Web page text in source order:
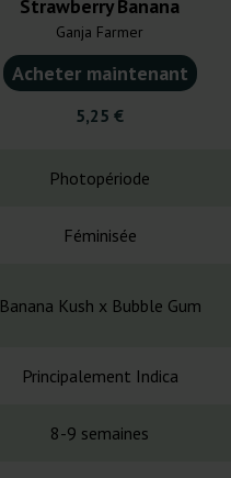
Strawberry Banana
Ganja Farmer
Acheter maintenant
5,25 €
Photopériode
Féminisée
Banana Kush x Bubble Gum
Principalement Indica
8-9 semaines